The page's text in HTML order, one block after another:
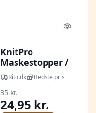
Quick
KnitPro
Maskestopper /
Pindebeskytter
2,00-10,00mm - 4
stk
Rito.dk Bedste pris
35 kr.
24,95 kr.